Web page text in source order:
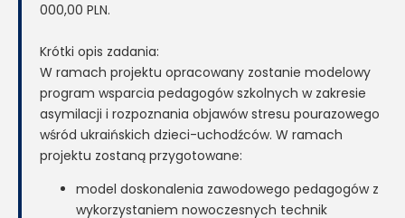
000,00 PLN.
Krótki opis zadania:
W ramach projektu opracowany zostanie modelowy
program wsparcia pedagogów szkolnych w zakresie
asymilacji i rozpoznania objawów stresu pourazowego
wśród ukraińskich dzieci-uchodźców. W ramach
projektu zostaną przygotowane:
model doskonalenia zawodowego pedagogów z
wykorzystaniem nowoczesnych technik